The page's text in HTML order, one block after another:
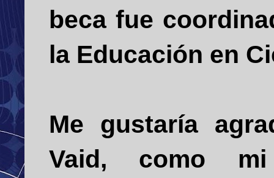
beca fue
la Educación en
Me gustaría
Vaid, como